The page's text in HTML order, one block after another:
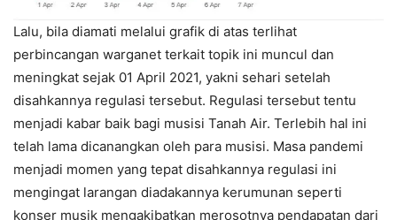
Lalu, bila diamati melalui grafik di atas terlihat
perbincangan warganet terkait topik ini muncul dan
meningkat sejak 01 April 2021, yakni sehari setelah
disahkannya regulasi tersebut. Regulasi tersebut tentu
menjadi kabar baik bagi musisi Tanah Air. Terlebih hal ini
telah lama dicanangkan oleh para musisi. Masa pandemi
menjadi momen yang tepat disahkannya regulasi ini
mengingat larangan diadakannya kerumunan seperti
konser musik mengakibatkan merosotnya pendapatan dari